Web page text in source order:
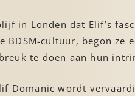
in Londen dat Elif’s
BDSM-cultuur, begon
te doen aan hun
Domanic wordt